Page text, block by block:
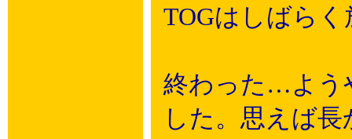
TOGはしばら
終わった…よう
した。思えば